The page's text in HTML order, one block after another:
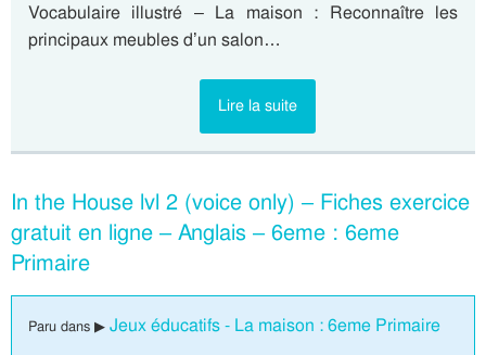
Vocabulaire illustré – La maison : Reconnaître les
principaux meubles d’un salon…
Lire la suite
In the House lvl 2 (voice only) – Fiches exercice
gratuit en ligne – Anglais – 6eme : 6eme
Primaire
Paru dans ▶ Jeux éducatifs - La maison : 6eme Primaire